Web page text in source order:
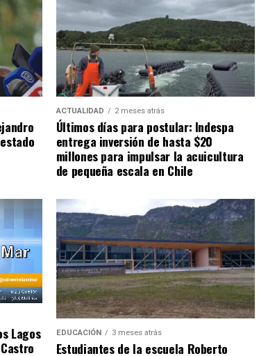
ACTUALIDAD 2 meses atrás
Últimos días para postular: Indespa
entrega inversión de hasta $20
millones para impulsar la acuicultura
de pequeña escala en Chile
Lagos
EDUCACIÓN 3 meses atrás
Estudiantes de la escuela Roberto